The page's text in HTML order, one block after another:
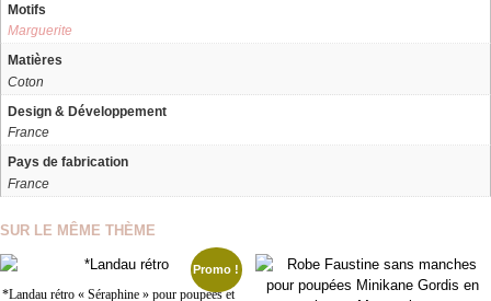
Motifs
Marguerite
Matières
Coton
Design & Développement
France
Pays de fabrication
France
SUR LE MÊME THÈME
Promo !
*Landau rétro « Séraphine » pour poupées et